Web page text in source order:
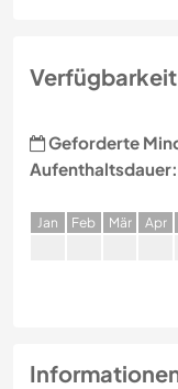
Verfügbarkeit
Geforderte
Aufenthaltsdauer:
Jan Feb Mär Apr